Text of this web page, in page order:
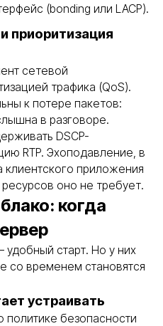
(bonding или LACP).
приоритизация
сетевой
трафика (QoS).
к потере пакетов:
в разговоре.
DSCP-
RTP. Эхоподавление, в
клиентского приложения
ресурсов оно не требует.
когда
старт. Но у них
со временем становятся
устраивать
безопасности